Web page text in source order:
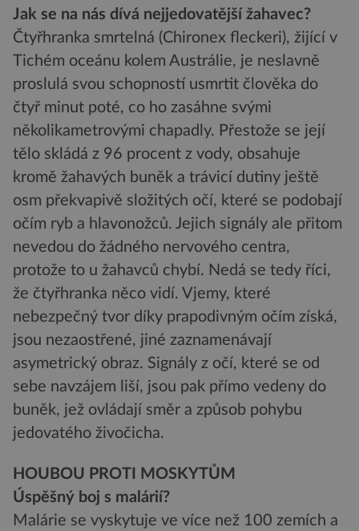
Jak se na nás dívá nejjedovatější žahavec?
Čtyřhranka smrtelná (Chironex fleckeri), žijící v
Tichém oceánu kolem Austrálie, je neslavně
proslulá svou schopností usmrtit člověka do
čtyř minut poté, co ho zasáhne svými
několikametrovými chapadly. Přestože se její
tělo skládá z 96 procent z vody, obsahuje
kromě žahavých buněk a trávicí dutiny ještě
osm překvapivě složitých očí, které se podobají
očím ryb a hlavonožců. Jejich signály ale přitom
nevedou do žádného nervového centra,
protože to u žahavců chybí. Nedá se tedy říci,
že čtyřhranka něco vidí. Vjemy, které
nebezpečný tvor díky prapodivným očím získá,
jsou nezaostřené, jiné zaznamenávají
asymetrický obraz. Signály z očí, které se od
sebe navzájem liší, jsou pak přímo vedeny do
buněk, jež ovládají směr a způsob pohybu
jedovatého živočicha.
HOUBOU PROTI MOSKYTŮM
Úspěšný boj s malárií?
Malárie se vyskytuje ve více než 100 zemích a